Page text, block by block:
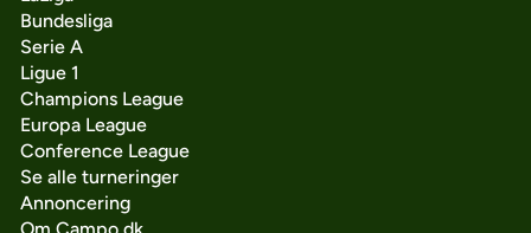
Bundesliga
Serie A
Ligue 1
Champions League
Europa League
Conference League
Se alle turneringer
Annoncering